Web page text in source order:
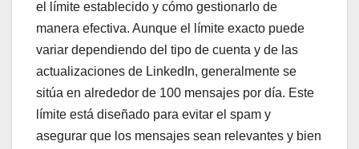
el límite establecido y cómo gestionarlo de
manera efectiva. Aunque el límite exacto puede
variar dependiendo del tipo de cuenta y de las
actualizaciones de LinkedIn, generalmente se
sitúa en alrededor de 100 mensajes por día. Este
límite está diseñado para evitar el spam y
asegurar que los mensajes sean relevantes y bien